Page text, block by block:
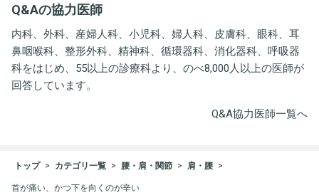
Q&Aの協力医師
内科、外科、産婦人科、小児科、婦人科、皮膚科、眼科、耳
鼻咽喉科、整形外科、精神科、循環器科、消化器科、呼吸器
科をはじめ、55以上の診療科より、のべ8,000人以上の医師が
回答しています。
Q&A協力医師一覧へ
トップ カテゴリ一覧 腰・肩・関節 肩・腰
首が痛い、かつ下を向くのが辛い